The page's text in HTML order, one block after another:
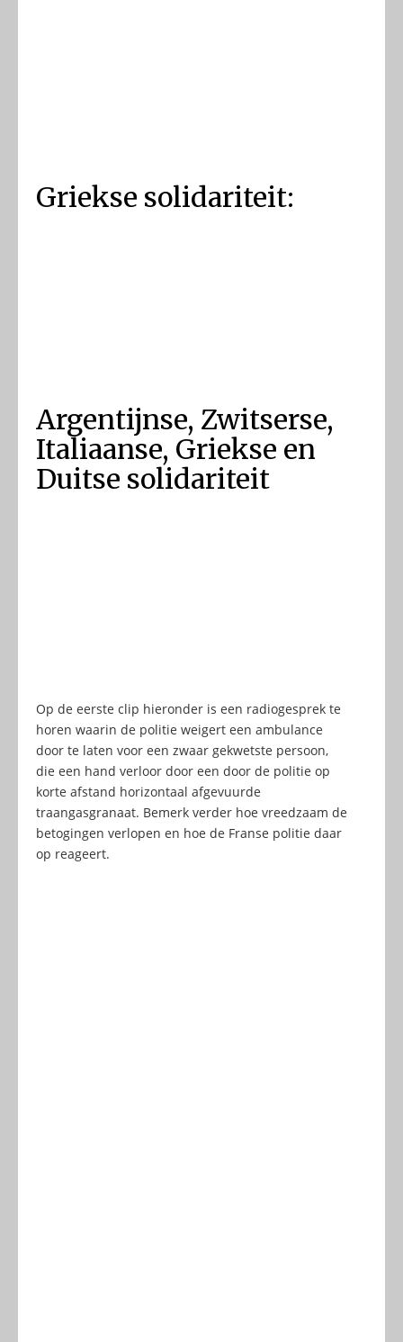
Griekse solidariteit:
Argentijnse, Zwitserse,
Italiaanse, Griekse en
Duitse solidariteit
Op de eerste clip hieronder is een radiogesprek te
horen waarin de politie weigert een ambulance
door te laten voor een zwaar gekwetste persoon,
die een hand verloor door een door de politie op
korte afstand horizontaal afgevuurde
traangasgranaat. Bemerk verder hoe vreedzaam de
betogingen verlopen en hoe de Franse politie daar
op reageert.